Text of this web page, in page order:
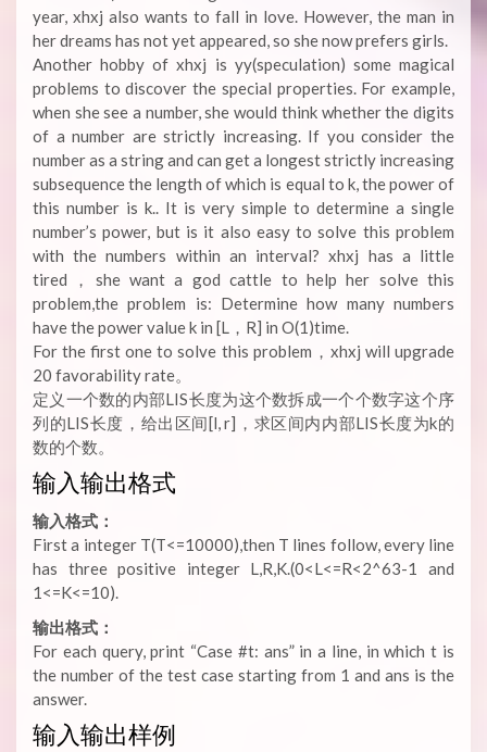
year, xhxj also wants to fall in love. However, the man in
her dreams has not yet appeared, so she now prefers girls.
Another hobby of xhxj is yy(speculation) some magical
problems to discover the special properties. For example,
when she see a number, she would think whether the digits
of a number are strictly increasing. If you consider the
number as a string and can get a longest strictly increasing
subsequence the length of which is equal to k, the power of
this number is k.. It is very simple to determine a single
number’s power, but is it also easy to solve this problem
with the numbers within an interval? xhxj has a little
tired，she want a god cattle to help her solve this
problem,the problem is: Determine how many numbers
have the power value k in [L，R] in O(1)time.
For the first one to solve this problem，xhxj will upgrade
20 favorability rate。
定义一个数的内部LIS长度为这个数拆成一个个数字这个序
列的LIS长度，给出区间[l, r]，求区间内内部LIS长度为k的
数的个数。
输入输出格式
输入格式：
First a integer T(T<=10000),then T lines follow, every line
has three positive integer L,R,K.(0<L<=R<2^63-1 and
1<=K<=10).
输出格式：
For each query, print “Case #t: ans” in a line, in which t is
the number of the test case starting from 1 and ans is the
answer.
输入输出样例